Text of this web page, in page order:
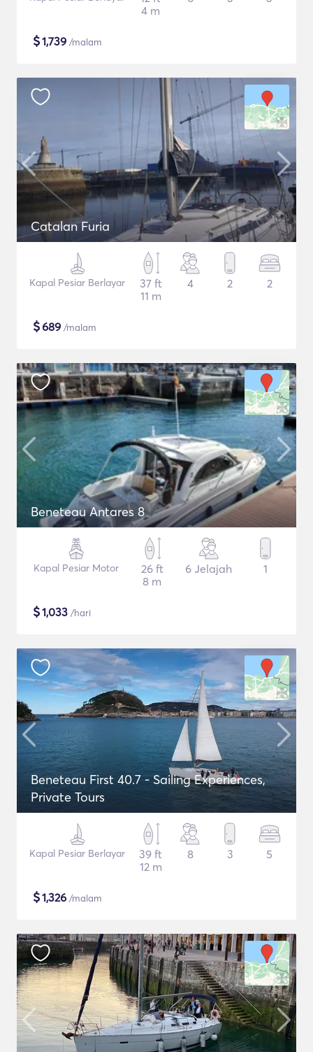
4 m
$1,739 /malam
Catalan Furia
Kapal Pesiar Berlayar
37 ft
11 m
4 2 2
$689 /malam
Beneteau Antares 8
Kapal Pesiar Motor
26 ft
8 m
6 Jelajah 1
$1,033 /hari
Beneteau First 40.7 - Sailing Experiences,
Private Tours
Kapal Pesiar Berlayar
39 ft
12 m
8 3 5
$1,326 /malam